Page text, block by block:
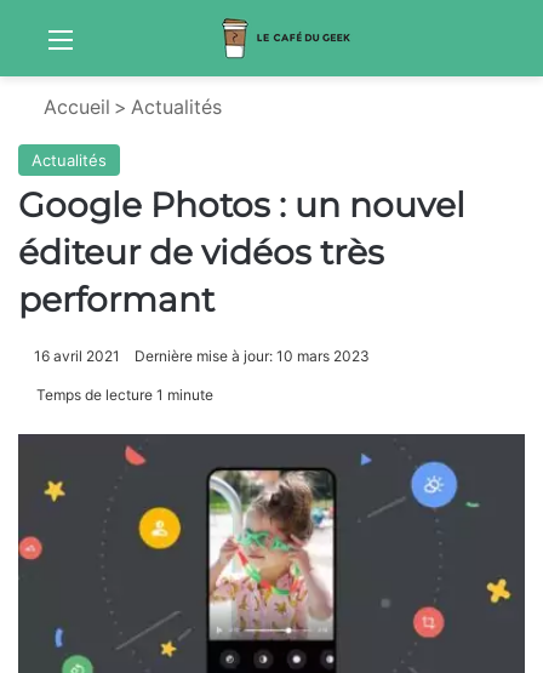
Menu
Accueil > Actualités
Actualités
Google Photos : un nouvel
éditeur de vidéos très
performant
16 avril 2021 Dernière mise à jour: 10 mars 2023
Temps de lecture 1 minute